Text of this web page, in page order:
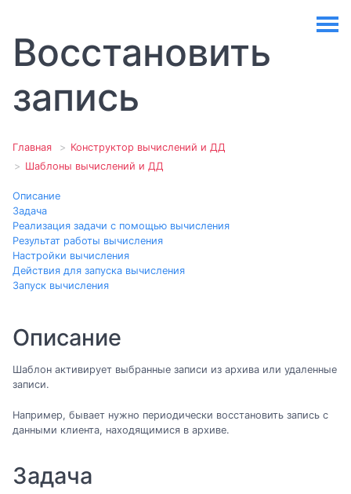
Восстановить
запись
Главная
Конструктор вычислений и ДД
Шаблоны вычислений и ДД
Описание
Задача
Реализация задачи с помощью вычисления
Результат работы вычисления
Настройки вычисления
Действия для запуска вычисления
Запуск вычисления
Описание
Шаблон активирует выбранные записи из архива или удаленные
записи.
Например, бывает нужно периодически восстановить запись с
данными клиента, находящимися в архиве.
Задача